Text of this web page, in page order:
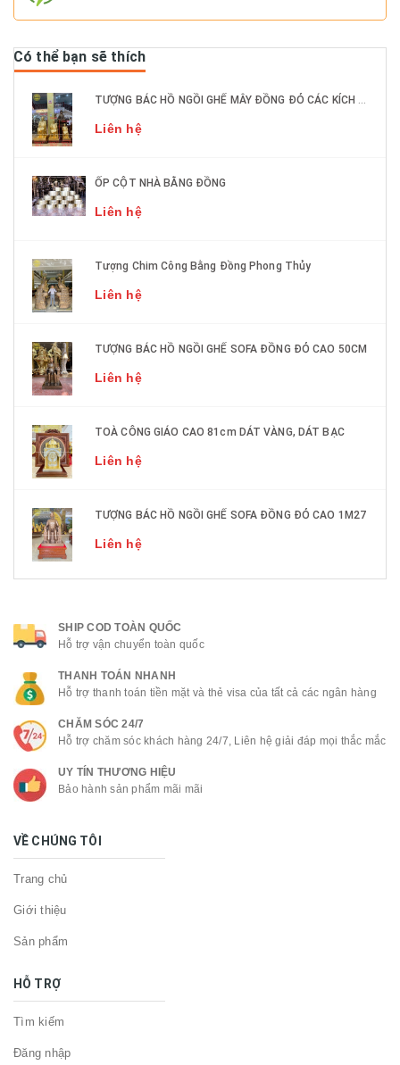
Có thể bạn sẽ thích
TƯỢNG BÁC HỒ NGỒI GHẾ MÂY ĐỒNG ĐỎ CÁC KÍCH THƯỚC DÁT VÀNG 9999
Liên hệ
ỐP CỘT NHÀ BẰNG ĐỒNG
Liên hệ
Tượng Chim Công Bằng Đồng Phong Thủy
Liên hệ
TƯỢNG BÁC HỒ NGỒI GHẾ SOFA ĐỒNG ĐỎ CAO 50CM
Liên hệ
TOÀ CÔNG GIÁO CAO 81cm DÁT VÀNG, DÁT BẠC
Liên hệ
TƯỢNG BÁC HỒ NGỒI GHẾ SOFA ĐỒNG ĐỎ CAO 1M27
Liên hệ
SHIP COD TOÀN QUỐC
Hỗ trợ vận chuyển toàn quốc
THANH TOÁN NHANH
Hỗ trợ thanh toán tiền mặt và thẻ visa của tất cả các ngân hàng
CHĂM SÓC 24/7
Hỗ trợ chăm sóc khách hàng 24/7, Liên hệ giải đáp mọi thắc mắc
UY TÍN THƯƠNG HIỆU
Bảo hành sản phẩm mãi mãi
VỀ CHÚNG TÔI
Trang chủ
Giới thiệu
Sản phẩm
HỖ TRỢ
Tìm kiếm
Đăng nhập